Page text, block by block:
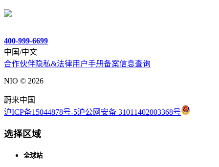
400-999-6699
中国/中文
合作伙伴隐私&法律用户手册备案信息查询
NIO © 2026
蔚来中国
沪ICP备15044878号-5沪公网安备 31011402003368号
选择区域
全球站